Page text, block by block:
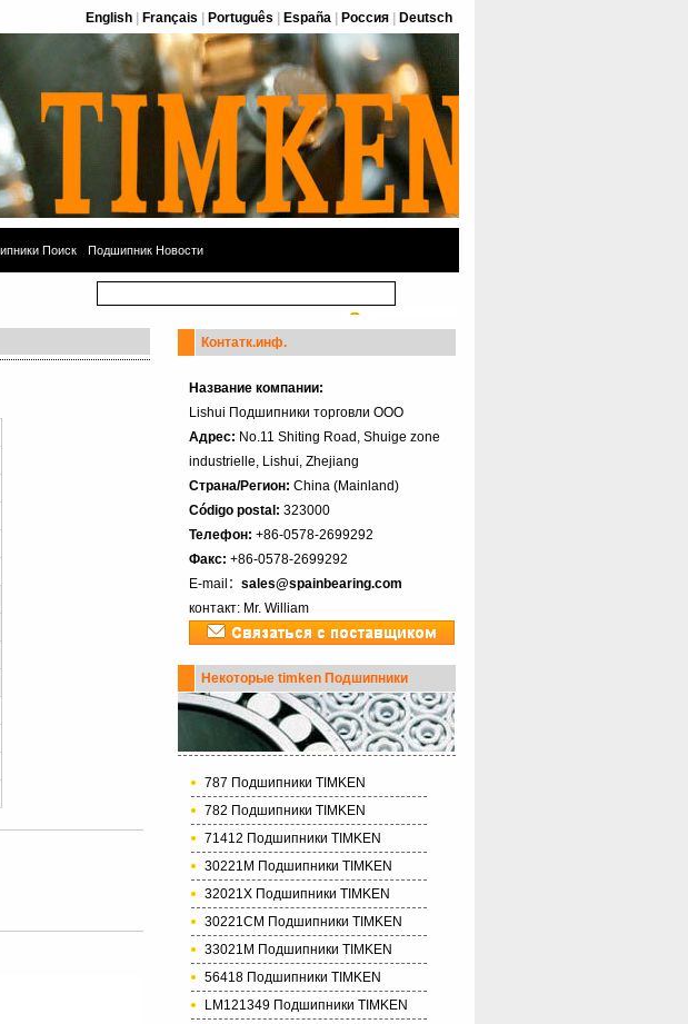
English Français Português España Россия Deutsch
Поиск Подшипник Новости
Контатк.инф.
Название компании:
Lishui Подшипники торговли ООО
Адрес: No.11 Shiting Road, Shuige zone
industrielle, Lishui, Zhejiang
Страна/Регион: China (Mainland)‎
Código postal: 323000
Телефон: +86-0578-2699292
Факс: +86-0578-2699292
E-mail： sales@spainbearing.com
контакт: Mr. William
Некоторые timken Подшипники
787 Подшипники TIMKEN
782 Подшипники TIMKEN
71412 Подшипники TIMKEN
30221M Подшипники TIMKEN
32021X Подшипники TIMKEN
30221CM Подшипники TIMKEN
33021M Подшипники TIMKEN
56418 Подшипники TIMKEN
LM121349 Подшипники TIMKEN